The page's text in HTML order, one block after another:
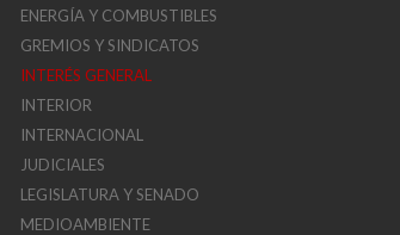
ENERGÍA Y COMBUSTIBLES
GREMIOS Y SINDICATOS
INTERÉS GENERAL
INTERIOR
INTERNACIONAL
JUDICIALES
LEGISLATURA Y SENADO
MEDIOAMBIENTE